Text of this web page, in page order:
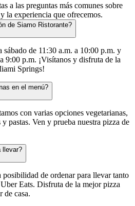
a las preguntas más comunes sobre
la experiencia que ofrecemos.
de Siamo Ristorante?
sábado de 11:30 a.m. a 10:00 p.m. y
9:00 p.m. ¡Visítanos y disfruta de la
Springs!
en el menú?
con varias opciones vegetarianas,
pastas. Ven y prueba nuestra pizza de
llevar?
posibilidad de ordenar para llevar tanto
Eats. Disfruta de la mejor pizza
de casa.